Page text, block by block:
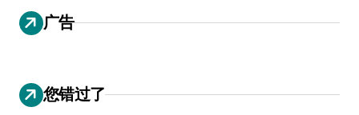
广告
您错过了